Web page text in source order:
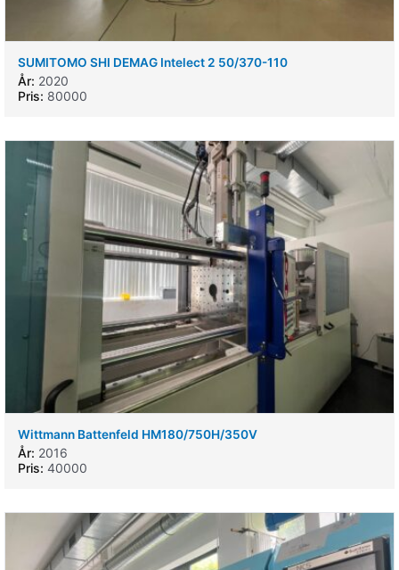
SUMITOMO SHI DEMAG Intelect 2 50/370-110
År: 2020
Pris: 80000
Wittmann Battenfeld HM180/750H/350V
År: 2016
Pris: 40000